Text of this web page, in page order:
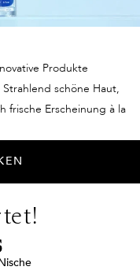
Produkte
schöne Haut,
frische Erscheinung à la